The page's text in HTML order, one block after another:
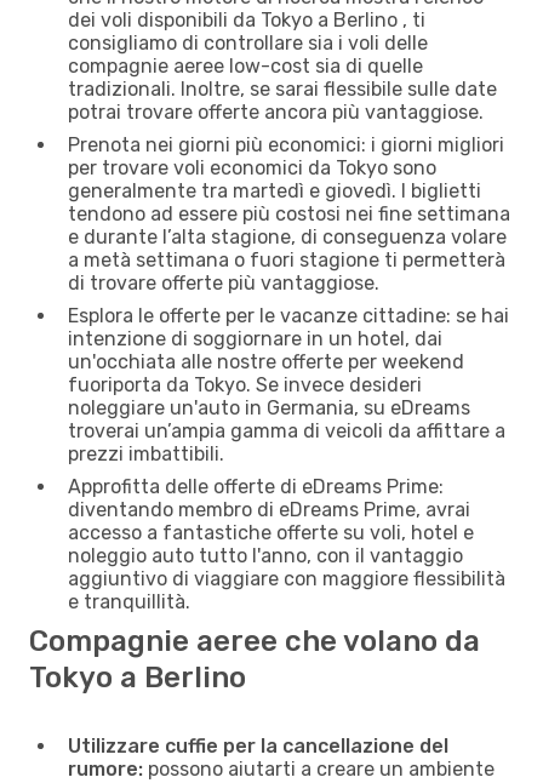
dei voli disponibili da Tokyo a Berlino , ti
consigliamo di controllare sia i voli delle
compagnie aeree low-cost sia di quelle
tradizionali. Inoltre, se sarai flessibile sulle date
potrai trovare offerte ancora più vantaggiose.
Prenota nei giorni più economici: i giorni migliori
per trovare voli economici da Tokyo sono
generalmente tra martedì e giovedì. I biglietti
tendono ad essere più costosi nei fine settimana
e durante l’alta stagione, di conseguenza volare
a metà settimana o fuori stagione ti permetterà
di trovare offerte più vantaggiose.
Esplora le offerte per le vacanze cittadine: se hai
intenzione di soggiornare in un hotel, dai
un'occhiata alle nostre offerte per weekend
fuoriporta da Tokyo. Se invece desideri
noleggiare un'auto in Germania, su eDreams
troverai un’ampia gamma di veicoli da affittare a
prezzi imbattibili.
Approfitta delle offerte di eDreams Prime:
diventando membro di eDreams Prime, avrai
accesso a fantastiche offerte su voli, hotel e
noleggio auto tutto l'anno, con il vantaggio
aggiuntivo di viaggiare con maggiore flessibilità
e tranquillità.
Compagnie aeree che volano da
Tokyo a Berlino
Utilizzare cuffie per la cancellazione del
rumore: possono aiutarti a creare un ambiente